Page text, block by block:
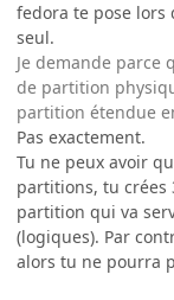
fedora te pose
seul.
Je demande parce
de partition
partition étendue
Pas exactement.
Tu ne peux avoir
partitions, tu crées
partition qui va
(logiques). Par
alors tu ne pourra